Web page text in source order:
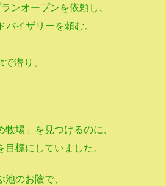
ンオープンを依頼し、
イザリーを頼む。
潜り、
場」を見つけるのに、
標にしていました。
のお陰で、